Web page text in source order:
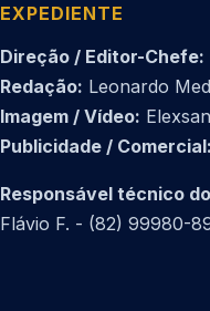
EXPEDIENTE
Direção / Editor-Chefe:
Redação: Leonardo
Imagem / Vídeo:
Publicidade / Comercial:
Responsável técnico
Flávio F. - (82) 99980-